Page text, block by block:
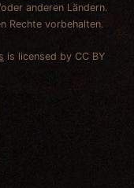
anderen Ländern.
Rechte vorbehalten.
is licensed by CC BY